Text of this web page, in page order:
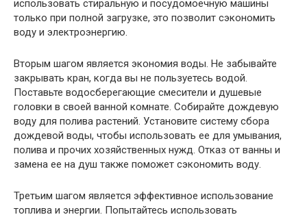
использовать стиральную и посудомоечную машины
только при полной загрузке, это позволит сэкономить
воду и электроэнергию.
Вторым шагом является экономия воды. Не забывайте
закрывать кран, когда вы не пользуетесь водой.
Поставьте водосберегающие смесители и душевые
головки в своей ванной комнате. Собирайте дождевую
воду для полива растений. Установите систему сбора
дождевой воды, чтобы использовать ее для умывания,
полива и прочих хозяйственных нужд. Отказ от ванны и
замена ее на душ также поможет сэкономить воду.
Третьим шагом является эффективное использование
топлива и энергии. Попытайтесь использовать